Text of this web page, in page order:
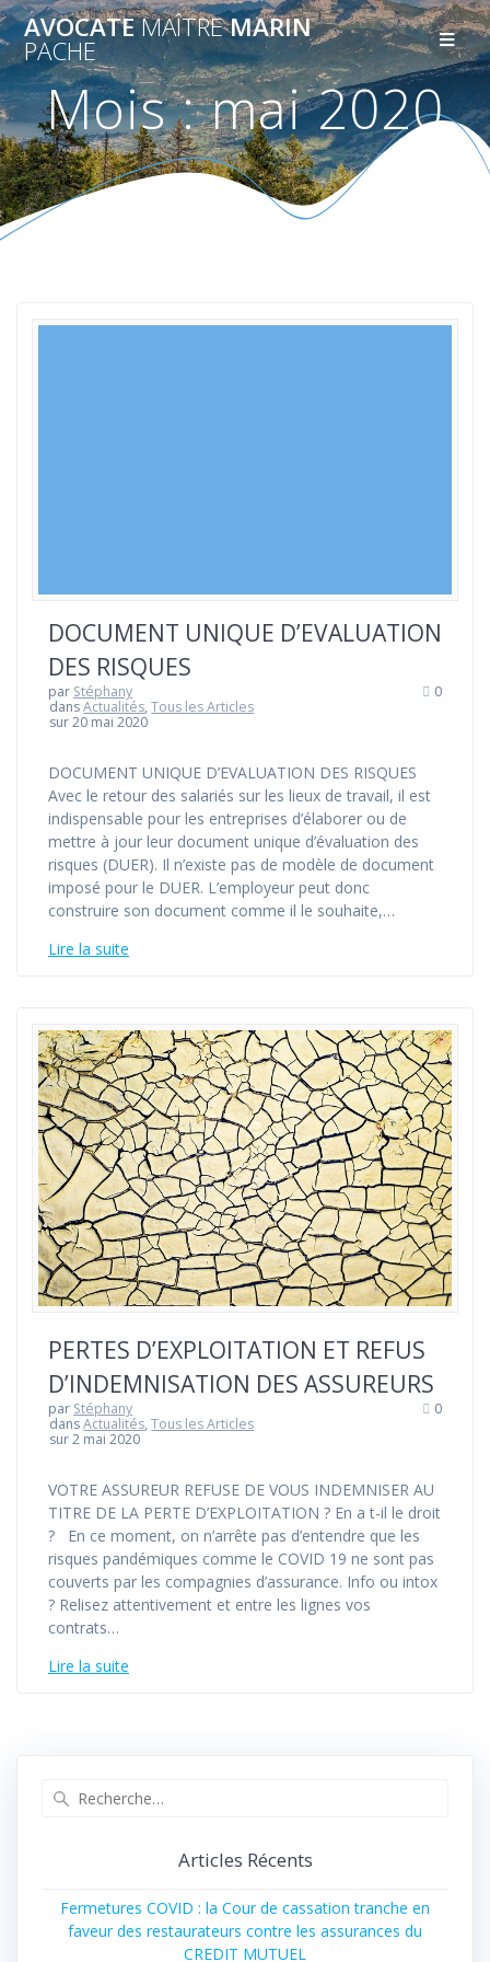
AVOCATEMAÎTREMARIN
PACHE
Mois :mai 2020
DOCUMENT UNIQUE D’EVALUATION
DES RISQUES
par Stéphany
dansActualités,Tous les Articles
sur 20 mai 2020
0
DOCUMENT UNIQUE D’EVALUATION DES RISQUES
Avec le retour des salariés sur les lieux de travail, il est
indispensable pour les entreprises d’élaborer ou de
mettre à jour leur document unique d’évaluation des
risques (DUER). Il n’existe pas de modèle de document
imposé pour le DUER. L’employeur peut donc
construire son document comme il le souhaite,…
Lire la suite
PERTES D’EXPLOITATION ET REFUS
D’INDEMNISATION DES ASSUREURS
par Stéphany
dansActualités,Tous les Articles
sur 2 mai 2020
0
VOTRE ASSUREUR REFUSE DE VOUS INDEMNISER AU
TITRE DE LA PERTE D’EXPLOITATION ? En a t-il le droit
? En ce moment, on n’arrête pas d’entendre que les
risques pandémiques comme le COVID 19 ne sont pas
couverts par les compagnies d’assurance. Info ou intox
? Relisez attentivement et entre les lignes vos
contrats…
Lire la suite
Articles Récents
Fermetures COVID : la Cour de cassation tranche en
faveur des restaurateurs contre les assurances du
CREDIT MUTUEL